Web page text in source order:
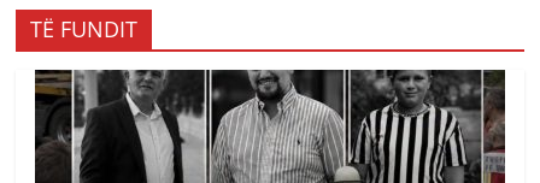
TË FUNDIT